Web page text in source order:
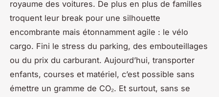
royaume des voitures. De plus en plus de familles
troquent leur break pour une silhouette
encombrante mais étonnamment agile : le vélo
cargo. Fini le stress du parking, des embouteillages
ou du prix du carburant. Aujourd’hui, transporter
enfants, courses et matériel, c’est possible sans
émettre un gramme de CO₂. Et surtout, sans se